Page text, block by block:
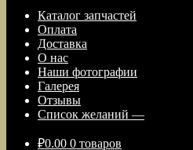
Каталог запчастей
Оплата
Доставка
О нас
Наши фотографии
Галерея
Отзывы
Список желаний —
₽0.00 0 товаров